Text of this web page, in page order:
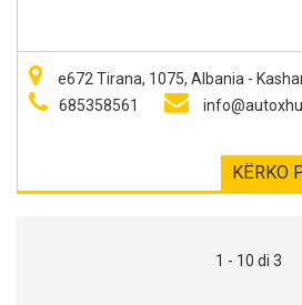
e672 Tirana, 1075, Albania -
685358561
KËRKO
1 - 10 di 3